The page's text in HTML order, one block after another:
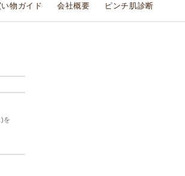
物ガイド 会社概要 ピンチ肌診断
を